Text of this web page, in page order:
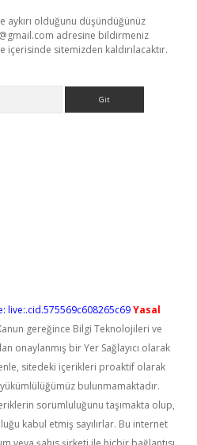
aykırı olduğunu düşündüğünüz
adresine bildirmeniz
sitemizden kaldırılacaktır.
live:.cid.575569c608265c69Yasal
gereğince Bilgi Teknolojileri ve
onaylanmış bir Yer Sağlayıcı olarak
sitedeki içerikleri proaktif olarak
bulunmamaktadır.
sorumluluğunu taşımakta olup,
kabul etmiş sayılırlar. Bu internet